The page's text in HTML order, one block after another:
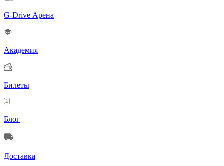
G-Drive Арена
Академия
Билеты
Блог
Доставка